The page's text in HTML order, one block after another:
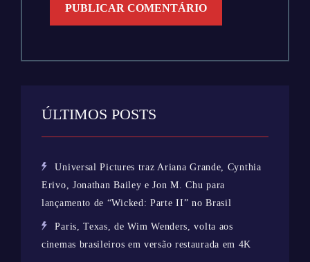
ÚLTIMOS POSTS
Universal Pictures traz Ariana Grande, Cynthia
Erivo, Jonathan Bailey e Jon M. Chu para
lançamento de “Wicked: Parte II” no Brasil
Paris, Texas, de Wim Wenders, volta aos
cinemas brasileiros em versão restaurada em 4K